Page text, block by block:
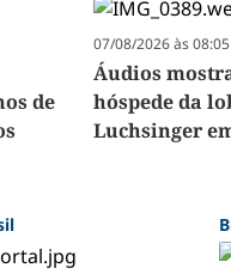
de
07/08/2026 às 08:05
Áudios
hóspede da
Luchsinger